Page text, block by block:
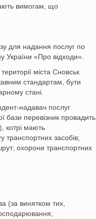
вимогам, що
для надання послуг по
України «Про відходи».
міста Сновськ
стандартам, бути
стані.
надавач послуг
бази перевізник провадить
котрі мають
транспортних засобів;
охорони транспортних
(за винятком тих,